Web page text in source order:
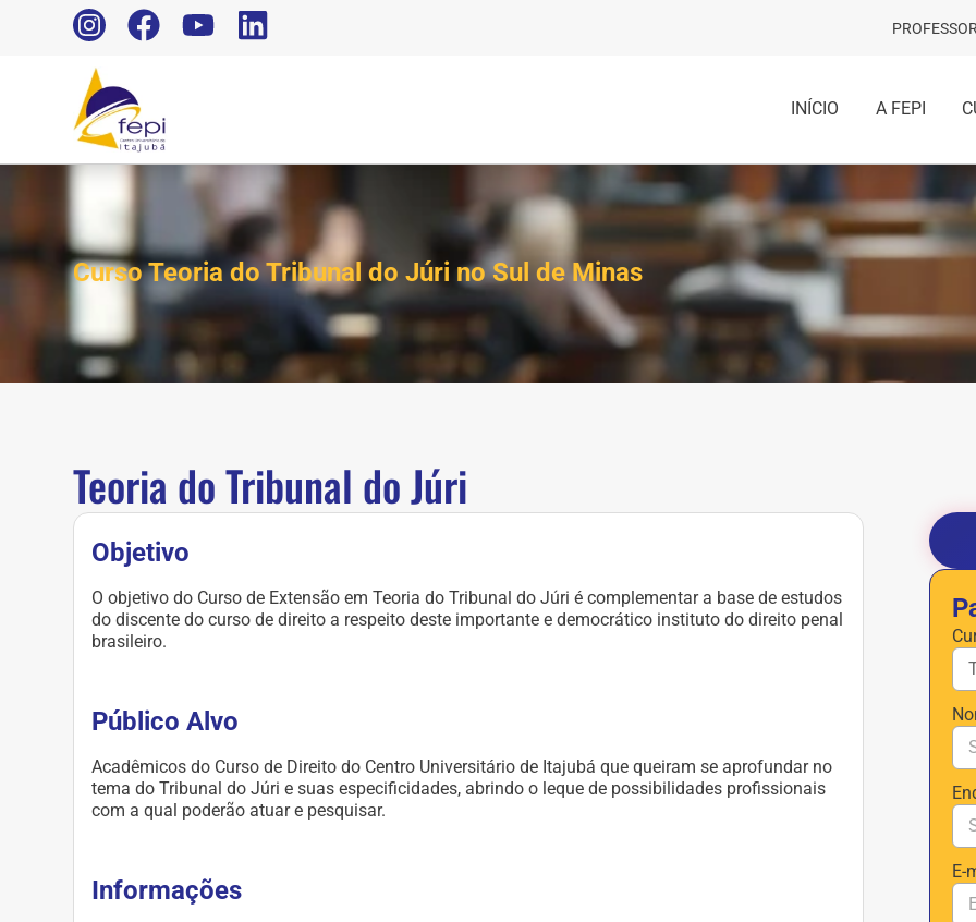
INÍCIO A FEPI
Curso Teoria do Tribunal do Júri no Sul de Minas
Teoria do Tribunal do Júri
Objetivo
O objetivo do Curso de Extensão em Teoria do Tribunal do Júri é complementar a base de estudos
do discente do curso de direito a respeito deste importante e democrático instituto do direito penal
brasileiro.
Público Alvo
Acadêmicos do Curso de Direito do Centro Universitário de Itajubá que queiram se aprofundar no
tema do Tribunal do Júri e suas especificidades, abrindo o leque de possibilidades profissionais
com a qual poderão atuar e pesquisar.
Informações
E-